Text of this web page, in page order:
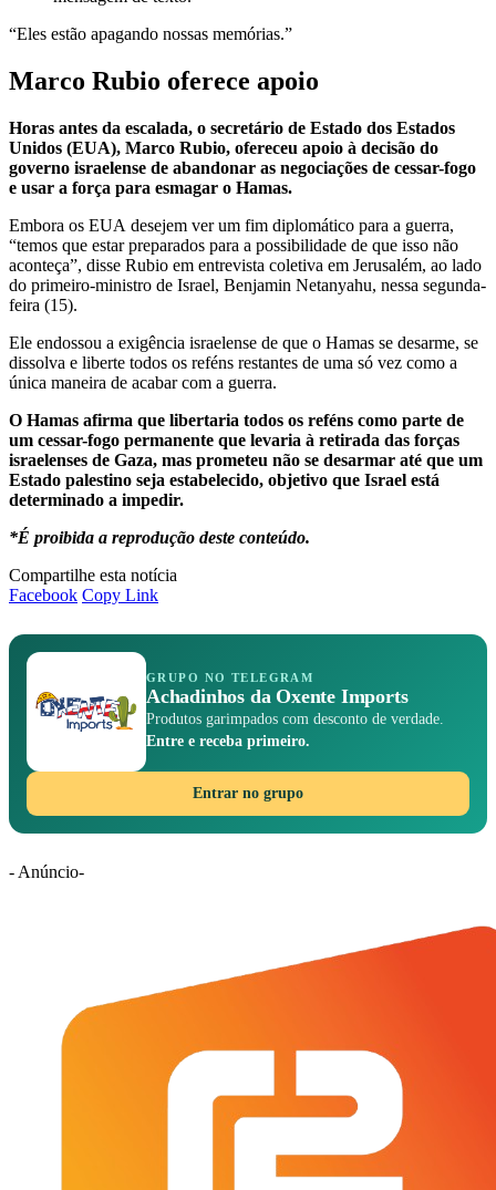
“Eles estão apagando nossas memórias.”
Marco Rubio oferece apoio
Horas antes da escalada, o secretário de Estado dos Estados
Unidos (EUA), Marco Rubio, ofereceu apoio à decisão do
governo israelense de abandonar as negociações de cessar-fogo
e usar a força para esmagar o Hamas.
Embora os EUA desejem ver um fim diplomático para a guerra,
“temos que estar preparados para a possibilidade de que isso não
aconteça”, disse Rubio em entrevista coletiva em Jerusalém, ao lado
do primeiro-ministro de Israel, Benjamin Netanyahu, nessa segunda-
feira (15).
Ele endossou a exigência israelense de que o Hamas se desarme, se
dissolva e liberte todos os reféns restantes de uma só vez como a
única maneira de acabar com a guerra.
O Hamas afirma que libertaria todos os reféns como parte de
um cessar-fogo permanente que levaria à retirada das forças
israelenses de Gaza, mas prometeu não se desarmar até que um
Estado palestino seja estabelecido, objetivo que Israel está
determinado a impedir.
*É proibida a reprodução deste conteúdo.
Compartilhe esta notícia
Facebook Copy Link
GRUPO NO TELEGRAM
Achadinhos da Oxente Imports
Produtos garimpados com desconto de verdade.
Entre e receba primeiro.
Entrar no grupo
- Anúncio-